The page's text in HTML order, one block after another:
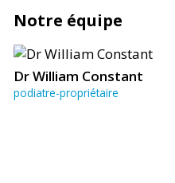
Notre équipe
Dr William Constant
podiatre-propriétaire